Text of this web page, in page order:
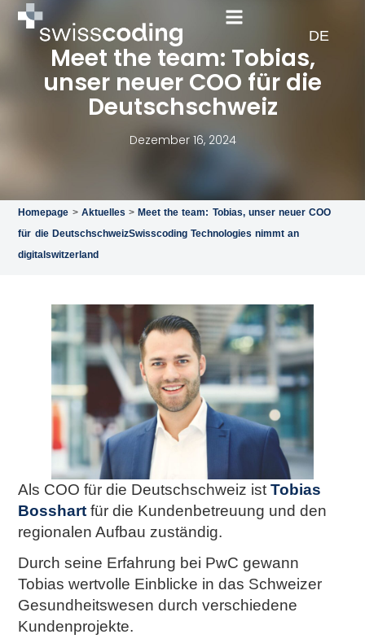
DE
FR
Meet the team: Tobias,
unser neuer COO für die
Deutschschweiz
Dezember 16, 2024
Homepage > Aktuelles >Meet the team: Tobias, unser neuer COO
für die DeutschschweizSwisscoding Technologies nimmt an
digitalswitzerland
Als COO für die Deutschschweiz istTobias
Bosshart für die Kundenbetreuung und den
regionalen Aufbau zuständig.
Durch seine Erfahrung bei PwC gewann
Tobias wertvolle Einblicke in das Schweizer
Gesundheitswesen durch verschiedene
Kundenprojekte.